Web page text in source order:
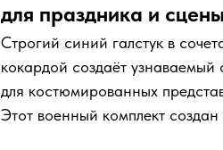
для праздника и
Строгий синий галстук в
кокардой создаёт
для костюмированных
Этот военный комплект